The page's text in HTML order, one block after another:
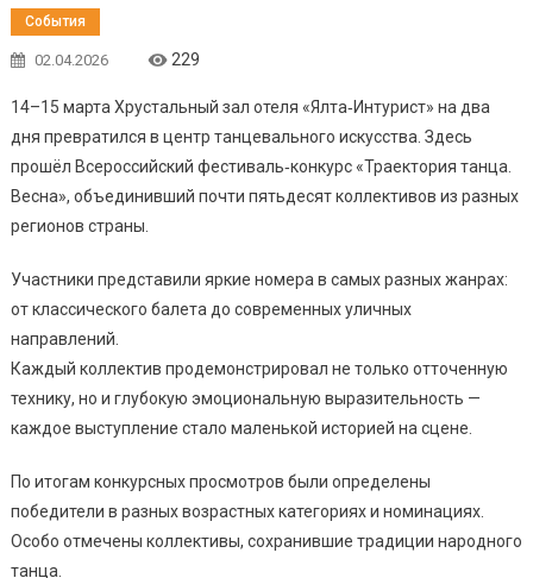
События
02.04.2026 229
14–15 марта Хрустальный зал отеля «Ялта‑Интурист» на два
дня превратился в центр танцевального искусства. Здесь
прошёл Всероссийский фестиваль‑конкурс «Траектория танца.
Весна», объединивший почти пятьдесят коллективов из разных
регионов страны.
Участники представили яркие номера в самых разных жанрах:
от классического балета до современных уличных
направлений.
Каждый коллектив продемонстрировал не только отточенную
технику, но и глубокую эмоциональную выразительность —
каждое выступление стало маленькой историей на сцене.
По итогам конкурсных просмотров были определены
победители в разных возрастных категориях и номинациях.
Особо отмечены коллективы, сохранившие традиции народного
танца.